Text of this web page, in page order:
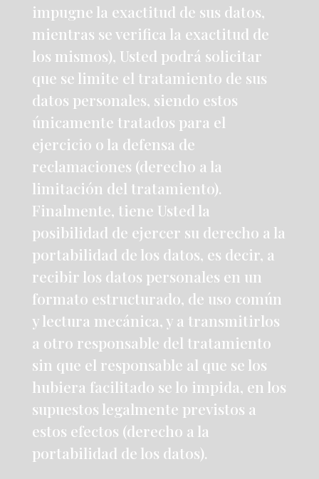
impugne la exactitud de sus datos,
mientras se verifica la exactitud de
los mismos), Usted podrá solicitar
que se limite el tratamiento de sus
datos personales, siendo estos
únicamente tratados para el
ejercicio o la defensa de
reclamaciones (derecho a la
limitación del tratamiento).
Finalmente, tiene Usted la
posibilidad de ejercer su derecho a la
portabilidad de los datos, es decir, a
recibir los datos personales en un
formato estructurado, de uso común
y lectura mecánica, y a transmitirlos
a otro responsable del tratamiento
sin que el responsable al que se los
hubiera facilitado se lo impida, en los
supuestos legalmente previstos a
estos efectos (derecho a la
portabilidad de los datos).